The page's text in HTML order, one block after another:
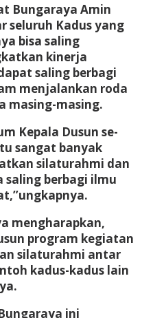
Bungaraya Amin
seluruh Kadus yang
bisa saling
kinerja
saling berbagi
menjalankan roda
masing-masing.
Kepala Dusun se-
sangat banyak
silaturahmi dan
berbagi ilmu
mengharapkan,
program kegiatan
silaturahmi antar
kadus-kadus lain
ini